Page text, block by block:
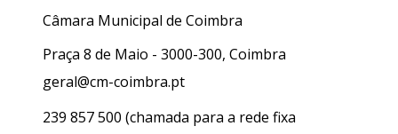
Câmara Municipal de Coimbra
Praça 8 de Maio - 3000-300, Coimbra
geral@cm-coimbra.pt
239 857 500 (chamada para a rede fixa